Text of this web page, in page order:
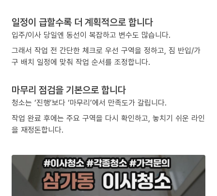
일정이 급할수록 더 계획적으로 합니다
입주/이사 당일엔 동선이 복잡하고 변수도 많습니다.
그래서 작업 전 간단한 체크로 우선 구역을 정하고, 짐 반입/가
구 배치 일정에 맞춰 작업 순서를 조정합니다.
마무리 점검을 기본으로 합니다
청소는 ‘진행’보다 ‘마무리’에서 만족도가 갈립니다.
작업 완료 후에는 주요 구역을 다시 확인하고, 놓치기 쉬운 라인
을 재정돈합니다.